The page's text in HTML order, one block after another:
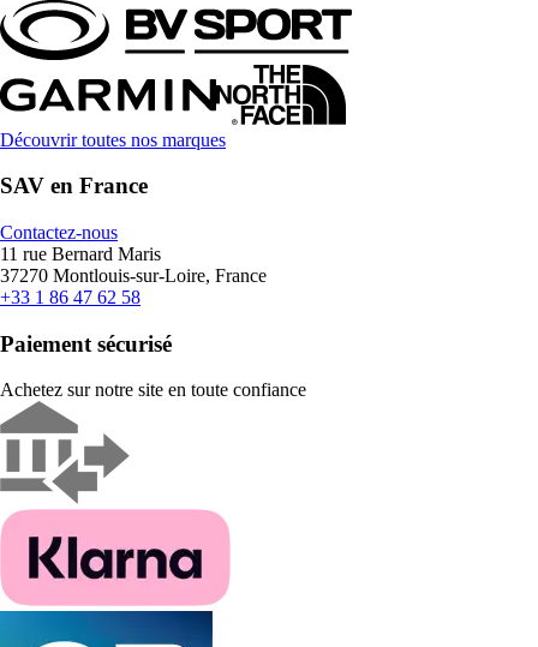
Découvrir toutes nos marques
SAV en France
Contactez-nous
11 rue Bernard Maris
37270 Montlouis-sur-Loire, France
+33 1 86 47 62 58
Paiement sécurisé
Achetez sur notre site en toute confiance